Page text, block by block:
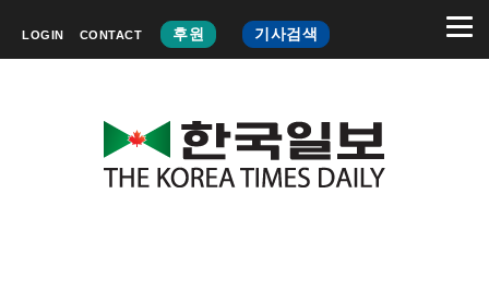
LOGIN CONTACT 후원 기사검색